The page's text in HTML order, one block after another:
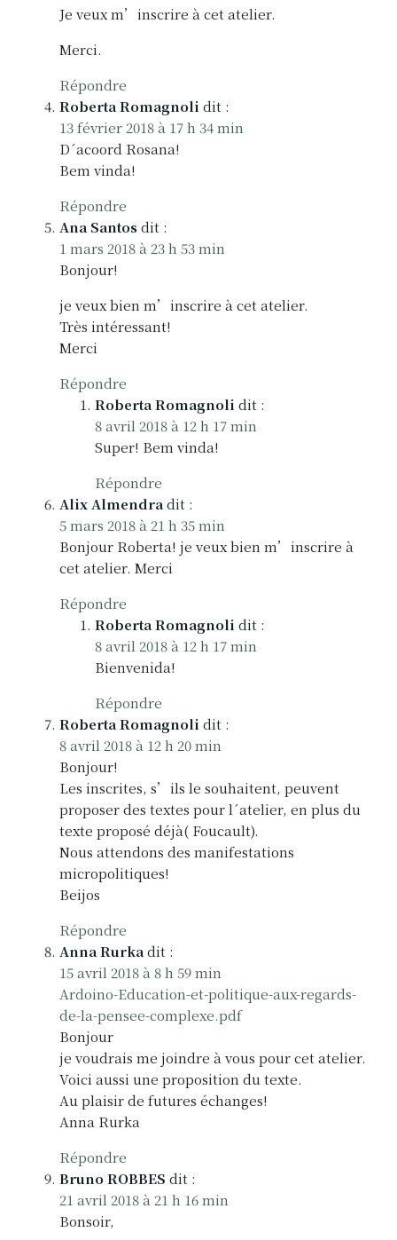
Je veux m’inscrire à cet atelier.
Merci.
Répondre
Roberta Romagnoli dit :
13 février 2018 à 17 h 34 min
D´acoord Rosana!
Bem vinda!
Répondre
Ana Santosdit :
1 mars 2018 à 23 h 53 min
Bonjour!
je veux bien m’inscrire à cet atelier.
Très intéressant!
Merci
Répondre
Roberta Romagnoli dit :
8 avril 2018 à 12 h 17 min
Super! Bem vinda!
Répondre
Alix Almendra dit :
5 mars 2018 à 21 h 35 min
Bonjour Roberta! je veux bien m’inscrire à
cet atelier. Merci
Répondre
Roberta Romagnoli dit :
8 avril 2018 à 12 h 17 min
Bienvenida!
Répondre
Roberta Romagnoli dit :
8 avril 2018 à 12 h 20 min
Bonjour!
Les inscrites, s’ils le souhaitent, peuvent
proposer des textes pour l´atelier, en plus du
texte proposé déjà( Foucault).
Nous attendons des manifestations
micropolitiques!
Beijos
Répondre
Anna Rurka dit :
15 avril 2018 à 8 h 59 min
Ardoino-Education-et-politique-aux-regards-
de-la-pensee-complexe.pdf
Bonjour
je voudrais me joindre à vous pour cet atelier.
Voici aussi une proposition du texte.
Au plaisir de futures échanges!
Anna Rurka
Répondre
Bruno ROBBES dit :
21 avril 2018 à 21 h 16 min
Bonsoir,